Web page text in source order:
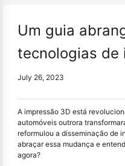
Um guia
tecnologias de
July 26, 2023
A impressão 3D está
automóveis outrora
reformulou a disseminação de
abraçar essa mudança e
agora?